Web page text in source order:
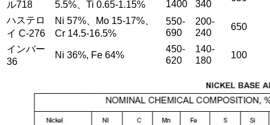
ル718 5.5%、Ti 0.65-1.15% 1400 340
ハステロ
イ C-276
Ni 57%、Mo 15-17%、
Cr 14.5-16.5%
550-
690
200-
240
650
インバー
36
Ni 36%, Fe 64%
450-
620
140-
180
100